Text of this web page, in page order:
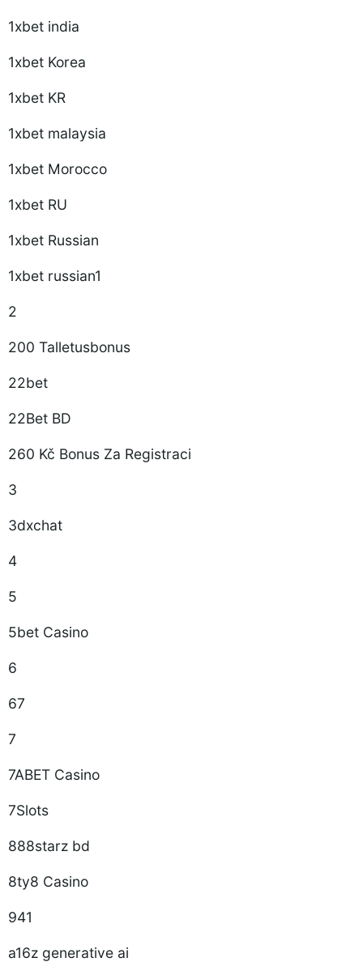
1xbet india
1xbet Korea
1xbet KR
1xbet malaysia
1xbet Morocco
1xbet RU
1xbet Russian
1xbet russian1
2
200 Talletusbonus
22bet
22Bet BD
260 Kč Bonus Za Registraci
3
3dxchat
4
5
5bet Casino
6
67
7
7ABET Casino
7Slots
888starz bd
8ty8 Casino
941
a16z generative ai